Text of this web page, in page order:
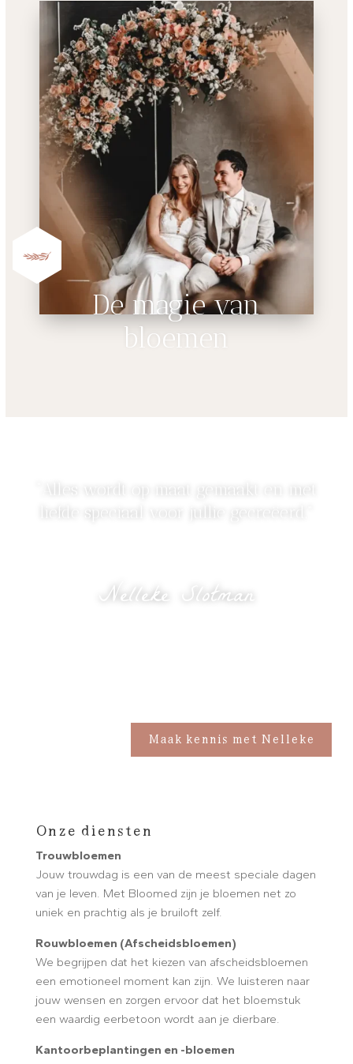
De magie van
bloemen
“Alles wordt op maat gemaakt en met
liefde speciaal voor jullie gecreëerd.”
Nelleke Slotman
Maak kennis met Nelleke
Onze diensten
Trouwbloemen
Jouw trouwdag is een van de meest speciale dagen
van je leven. Met Bloomed zijn je bloemen net zo
uniek en prachtig als je bruiloft zelf.
Rouwbloemen (Afscheidsbloemen)
We begrijpen dat het kiezen van afscheidsbloemen
een emotioneel moment kan zijn. We luisteren naar
jouw wensen en zorgen ervoor dat het bloemstuk
een waardig eerbetoon wordt aan je dierbare.
Kantoorbeplantingen en -bloemen